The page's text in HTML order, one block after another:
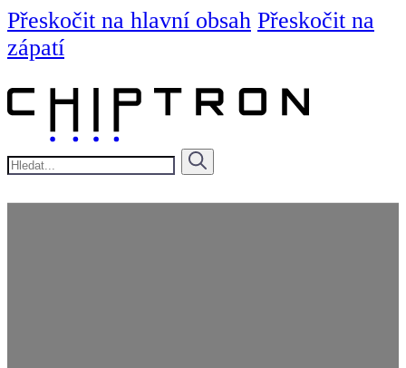
Přeskočit na hlavní obsah Přeskočit na
zápatí
Hledat